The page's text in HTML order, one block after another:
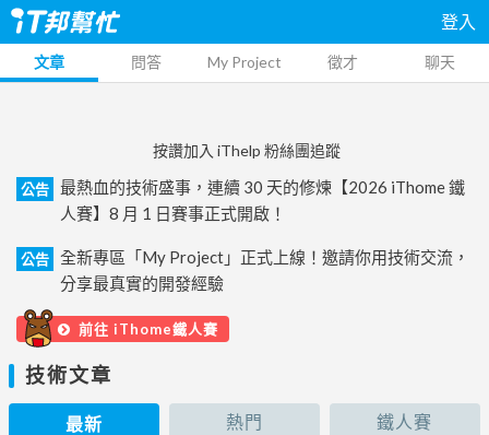
登入
文章 問答 My Project 徵才 聊天
按讚加入 iThelp 粉絲團追蹤
公告
最熱血的技術盛事，連續 30 天的修煉【2026 iThome 鐵
人賽】8 月 1 日賽事正式開啟！
公告
全新專區「My Project」正式上線！邀請你用技術交流，
分享最真實的開發經驗
前往 iThome鐵人賽
技術文章
最新 熱門 鐵人賽